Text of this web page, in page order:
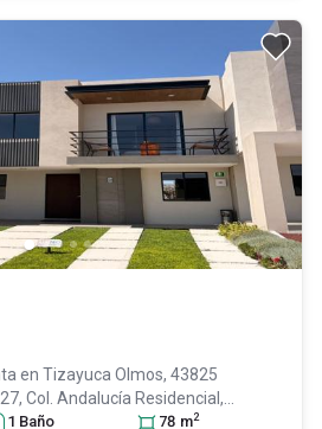
en Tizayuca Olmos, 43825
Col. Andalucía Residencial,
, C.P. 43825 29975492
1 Baño 78 m2